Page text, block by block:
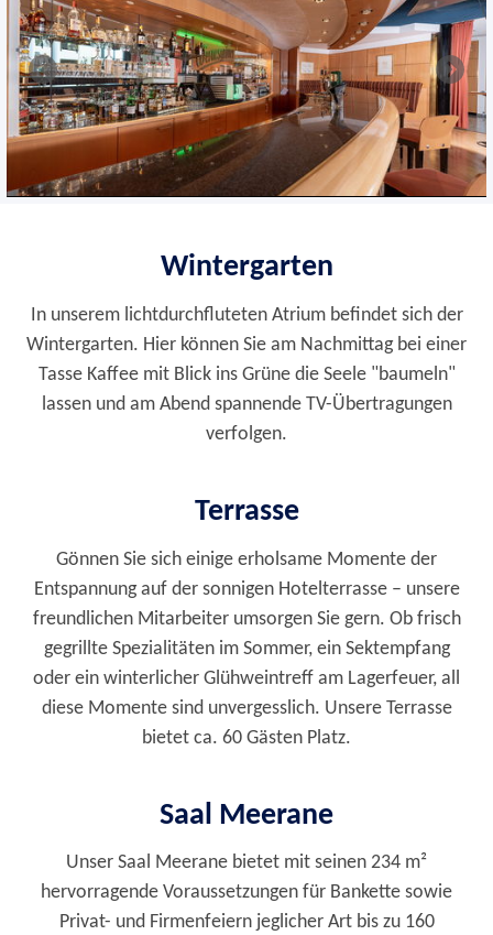
Wintergarten
In unserem lichtdurchfluteten Atrium befindet sich der
Wintergarten. Hier können Sie am Nachmittag bei einer
Tasse Kaffee mit Blick ins Grüne die Seele "baumeln"
lassen und am Abend spannende TV-Übertragungen
verfolgen.
Terrasse
Gönnen Sie sich einige erholsame Momente der
Entspannung auf der sonnigen Hotelterrasse – unsere
freundlichen Mitarbeiter umsorgen Sie gern. Ob frisch
gegrillte Spezialitäten im Sommer, ein Sektempfang
oder ein winterlicher Glühweintreff am Lagerfeuer, all
diese Momente sind unvergesslich. Unsere Terrasse
bietet ca. 60 Gästen Platz.
Saal Meerane
Unser Saal Meerane bietet mit seinen 234 m²
hervorragende Voraussetzungen für Bankette sowie
Privat- und Firmenfeiern jeglicher Art bis zu 160